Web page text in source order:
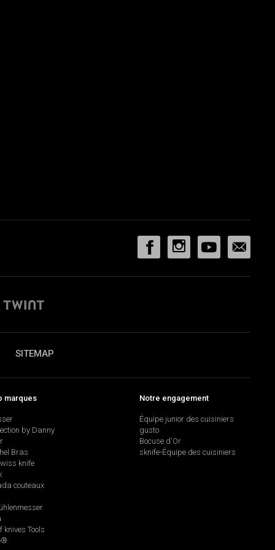
SITEMAP
marques
by Danny
Bras
knife
couteaux
knives Tools
Notre engagement
Équipe junior des cuisiniers
gusto
Bocuse d'Or
sknife-Équipe des cuisiniers